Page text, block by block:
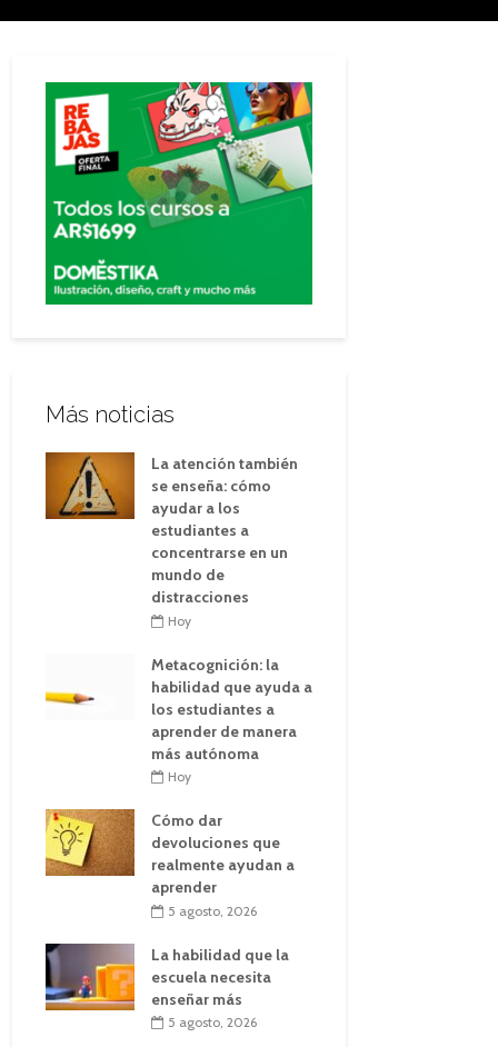
Más noticias
La atención también
se enseña: cómo
ayudar a los
estudiantes a
concentrarse en un
mundo de
distracciones
Hoy
Metacognición: la
habilidad que ayuda a
los estudiantes a
aprender de manera
más autónoma
Hoy
Cómo dar
devoluciones que
realmente ayudan a
aprender
5 agosto, 2026
La habilidad que la
escuela necesita
enseñar más
5 agosto, 2026